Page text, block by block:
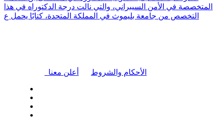
المتخصصة في الأمن السيبراني، والتي نالت درجة الدكتوراه في هذا
التخصص من جامعة بليموث في المملكة المتحدة، كتابًا يحمل ع
أعلن معنا الأحكام والشروط